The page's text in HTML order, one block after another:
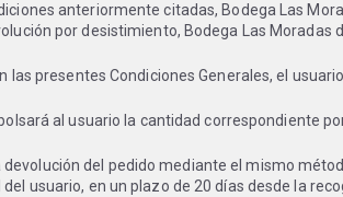
anteriormente citadas, Bodega Las
por desistimiento, Bodega Las
las presentes Condiciones Generales, el
al usuario la cantidad correspondiente
del pedido mediante el mismo
usuario, en un plazo de 20 días desde la